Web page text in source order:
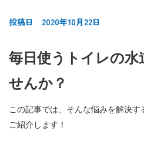
投稿日 2020年10月22日
毎日使うトイレの
せんか？
この記事では、そんな悩みを解決す
ご紹介します！